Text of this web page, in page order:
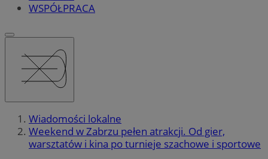
WSPÓŁPRACA
Wiadomości lokalne
Weekend w Zabrzu pełen atrakcji. Od gier,
warsztatów i kina po turnieje szachowe i sportowe